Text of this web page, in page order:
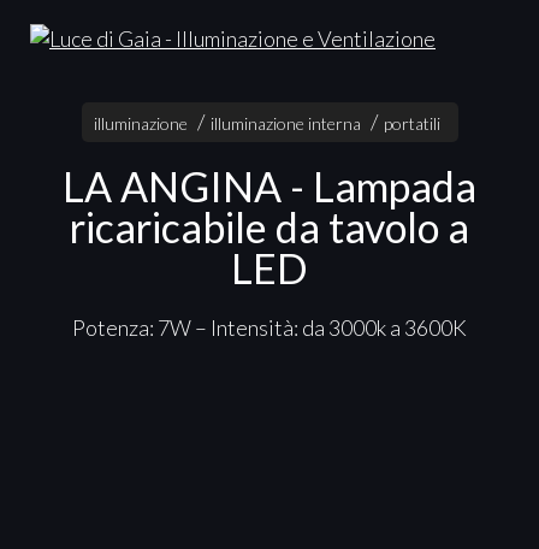
illuminazione illuminazione interna portatili
LA ANGINA - Lampada
ricaricabile da tavolo a
LED
Potenza: 7W – Intensità: da 3000k a 3600K